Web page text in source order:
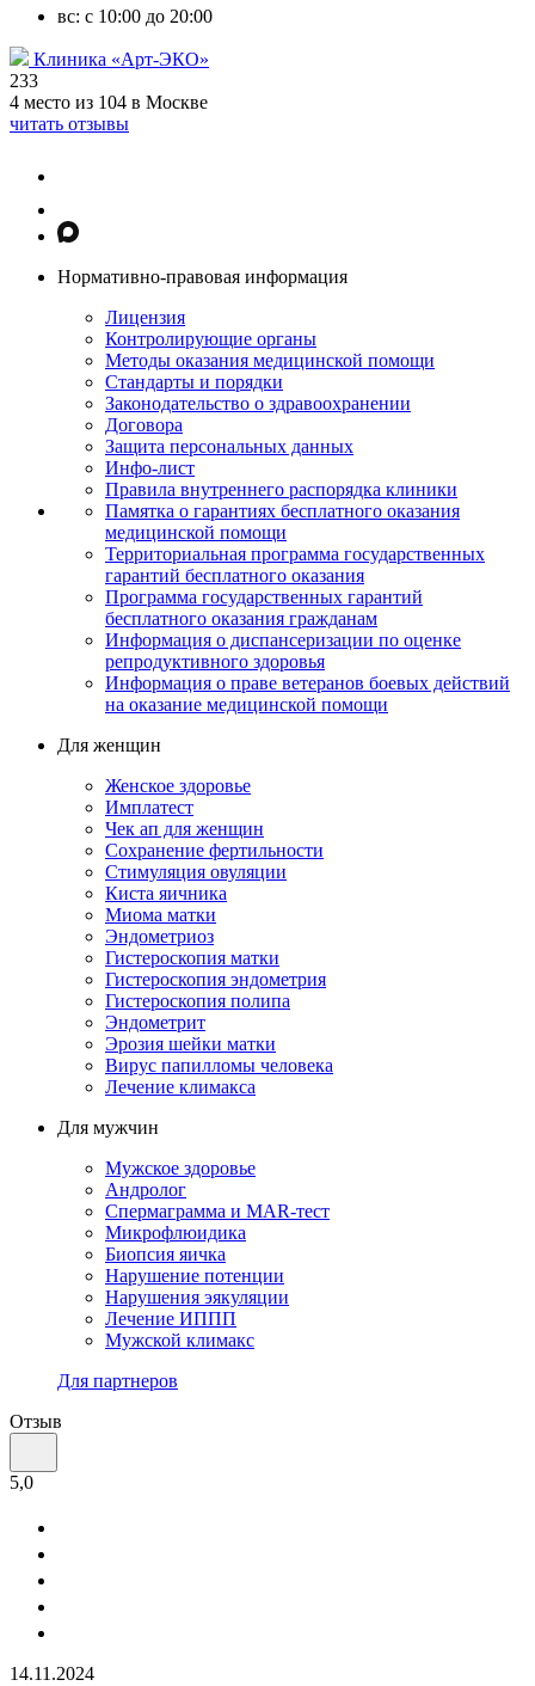
вс: с 10:00 до 20:00
Клиника «Арт-ЭКО»
233
4 место из 104 в Москве
читать отзывы
Нормативно-правовая информация
Лицензия
Контролирующие органы
Методы оказания медицинской помощи
Стандарты и порядки
Законодательство о здравоохранении
Договора
Защита персональных данных
Инфо-лист
Правила внутреннего распорядка клиники
Памятка о гарантиях бесплатного оказания
медицинской помощи
Территориальная программа государственных
гарантий бесплатного оказания
Программа государственных гарантий
бесплатного оказания гражданам
Информация о диспансеризации по оценке
репродуктивного здоровья
Информация о праве ветеранов боевых действий
на оказание медицинской помощи
Для женщин
Женское здоровье
Имплатест
Чек ап для женщин
Сохранение фертильности
Стимуляция овуляции
Киста яичника
Миома матки
Эндометриоз
Гистероскопия матки
Гистероскопия эндометрия
Гистероскопия полипа
Эндометрит
Эрозия шейки матки
Вирус папилломы человека
Лечение климакса
Для мужчин
Мужское здоровье
Андролог
Спермаграмма и МАR-тест
Микрофлюидика
Биопсия яичка
Нарушение потенции
Нарушения эякуляции
Лечение ИППП
Мужской климакс
Для партнеров
Отзыв
5,0
14.11.2024